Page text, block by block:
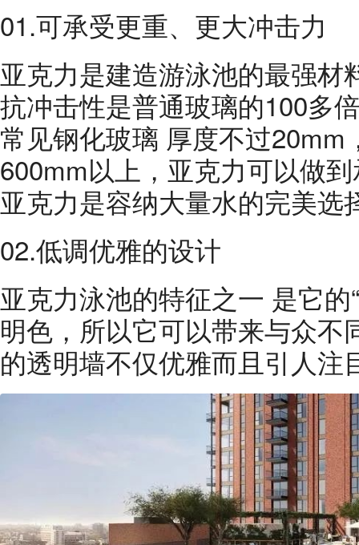
01.可承受更重、更大冲击力
亚克力是建造游泳池的最强材
抗冲击性是普通玻璃的100多
常见钢化玻璃 厚度不过
600mm以上，亚克力可以做
亚克力是容纳大量水的完美选
02.低调优雅的设计
亚克力泳池的特征之一 是它
明色，所以它可以带来与众不
的透明墙不仅优雅而且引人注